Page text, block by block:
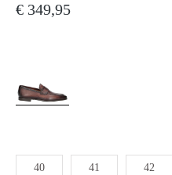
€ 349,95
40 41 42